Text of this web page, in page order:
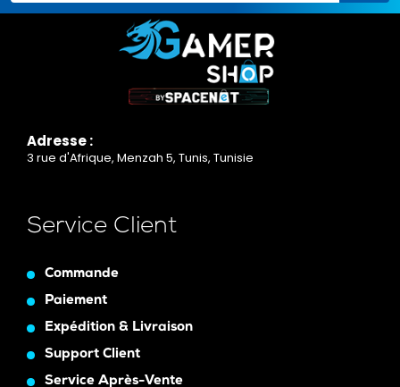
Adresse :
3 rue d'Afrique, Menzah 5, Tunis, Tunisie
Service Client
Commande
Paiement
Expédition & Livraison
Support Client
Service Après-Vente